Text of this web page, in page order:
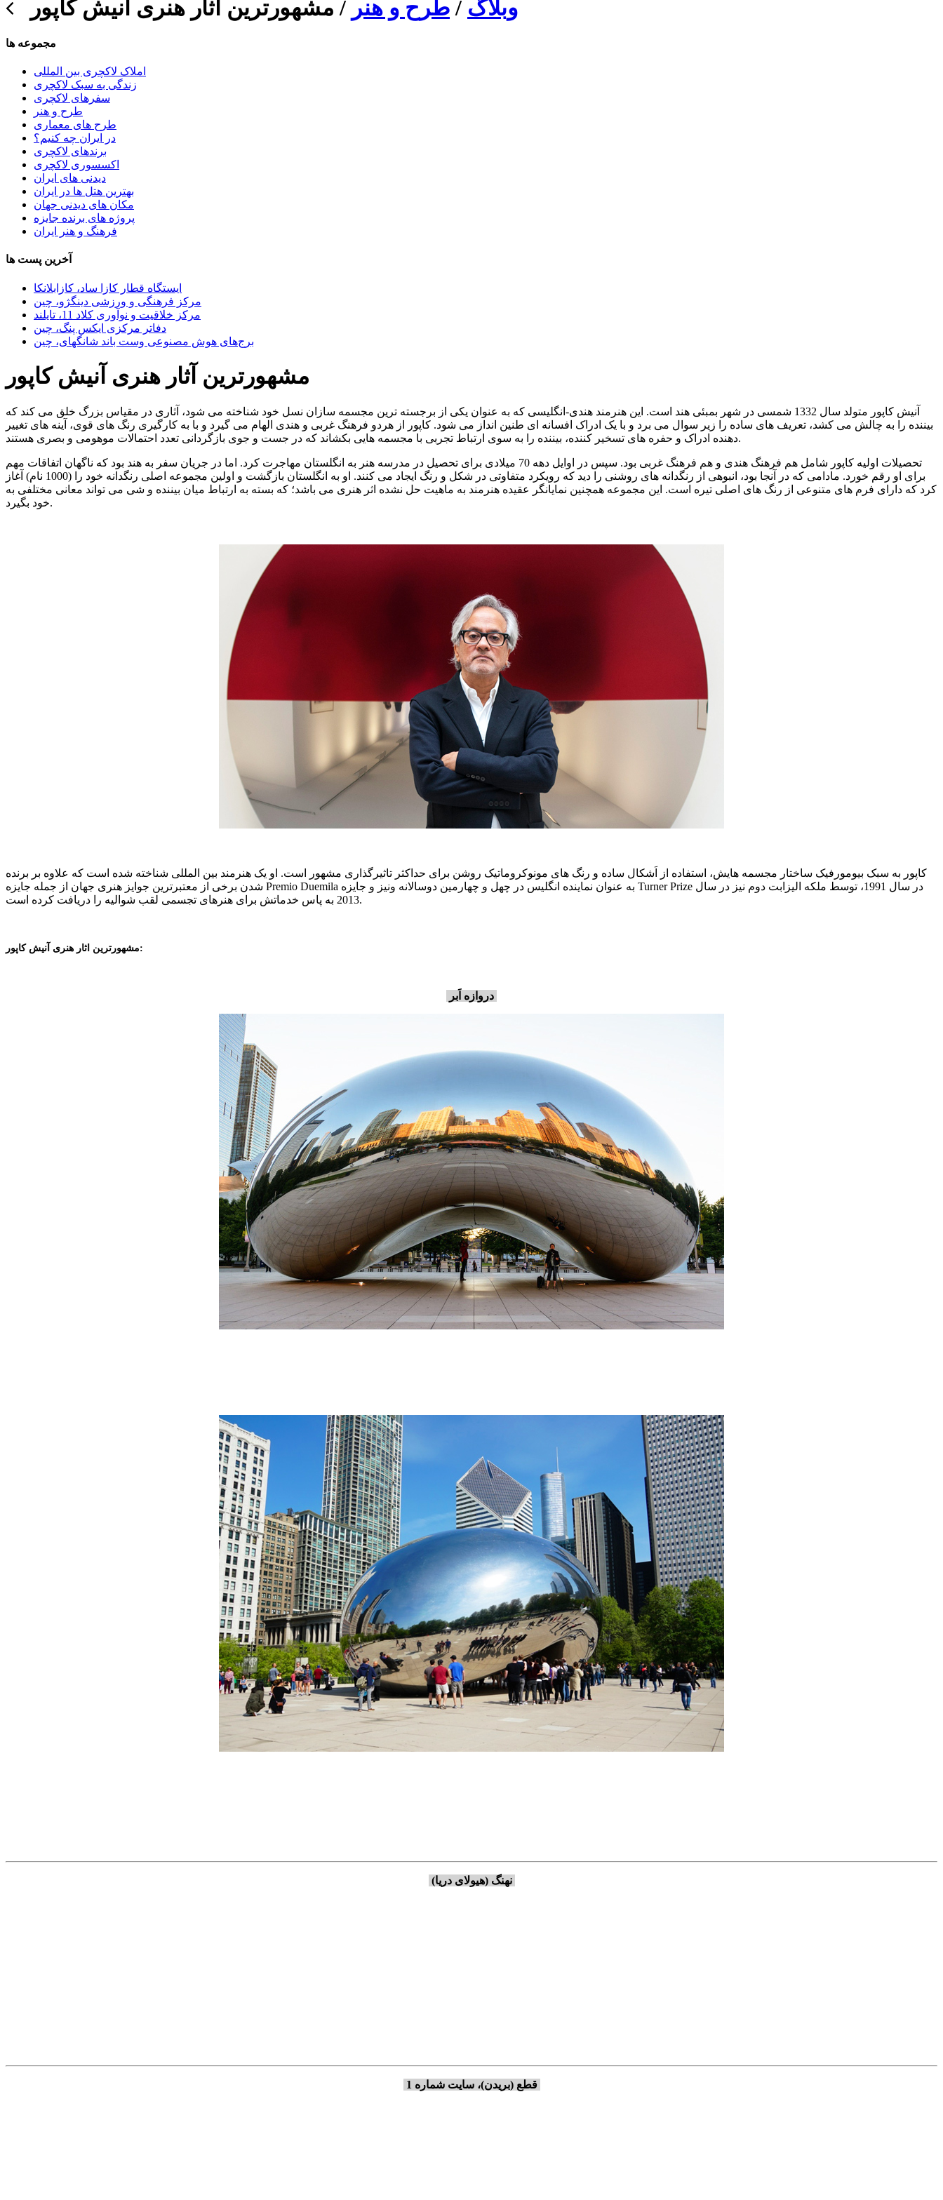
وبلاگ /طرح و هنر / مشهورترین آثار هنری آنیش کاپور
مجموعه ها
املاک لاکچری بین المللی
زندگی به سبک لاکچری
سفرهای لاکچری
طرح و هنر
طرح های معماری
در ایران چه کنیم؟
برندهای لاکچری
اکسسوری لاکچری
دیدنی های ایران
بهترین هتل ها در ایران
مکان های دیدنی جهان
پروژه های برنده جایزه
فرهنگ و هنر ایران
آخرین پست ها
ایستگاه قطار کازا ساد، کازابلانکا
مرکز فرهنگی و ورزشی دینگژو، چین
مرکز خلاقیت و نوآوری کلاد 11، تایلند
دفاتر مرکزی ایکس پنگ، چین
برج‌های هوش مصنوعی وست باند شانگهای، چین
مشهورترین آثار هنری آنیش کاپور
آنیش کاپور متولد سال 1332 شمسی در شهر بمبئی هند است. این هنرمند هندی-انگلیسی که به عنوان یکی از برجسته ترین مجسمه سازان نسل خود شناخته می شود، آثاری در مقیاس بزرگ خلق می کند که
بیننده را به چالش می کشد، تعریف های ساده را زیر سوال می برد و با یک ادراک افسانه ای طنین انداز می شود. کاپور از هردو فرهنگ غربی و هندی الهام می گیرد و با به کارگیری رنگ های قوی، آینه های تغییر
دهنده ادراک و حفره های تسخیر کننده، بیننده را به سوی ارتباط تجربی با مجسمه هایی بکشاند که در جست و جوی بازگردانی تعدد احتمالات موهومی و بصری هستند.
تحصیلات اولیه کاپور شامل هم فرهنگ هندی و هم فرهنگ غربی بود. سپس در اوایل دهه 70 میلادی برای تحصیل در مدرسه هنر به انگلستان مهاجرت کرد. اما در جریان سفر به هند بود که ناگهان اتفاقات مهم
برای او رقم خورد. مادامی که در آنجا بود، انبوهی از رنگدانه های روشنی را دید که رویکرد متفاوتی در شکل و رنگ ایجاد می کنند. او به انگلستان بازگشت و اولین مجموعه اصلی رنگدانه خود را (1000 نام) آغاز
کرد که دارای فرم های متنوعی از رنگ های اصلی تیره است. این مجموعه همچنین نمایانگر عقیده هنرمند به ماهیت حل نشده اثر هنری می باشد؛ که بسته به ارتباط میان بیننده و شی می تواند معانی مختلفی به
خود بگیرد.
کاپور به سبک بیومورفیک ساختار مجسمه هایش، استفاده از اَشکال ساده و رنگ های مونوکروماتیک روشن برای حداکثر تاثیرگذاری مشهور است. او یک هنرمند بین المللی شناخته شده است که علاوه بر برنده
شدن برخی از معتبرترین جوایز هنری جهان از جمله جایزه Premio Duemila به عنوان نماینده انگلیس در چهل و چهارمین دوسالانه ونیز و جایزه Turner Prize در سال 1991، توسط ملکه الیزابت دوم نیز در سال
2013 به پاس خدماتش برای هنرهای تجسمی لقب شوالیه را دریافت کرده است.
مشهورترین اثار هنری آنیش کاپور:
نهنگ (هیولای دریا)
قطع (بریدن)، سایت شماره 1